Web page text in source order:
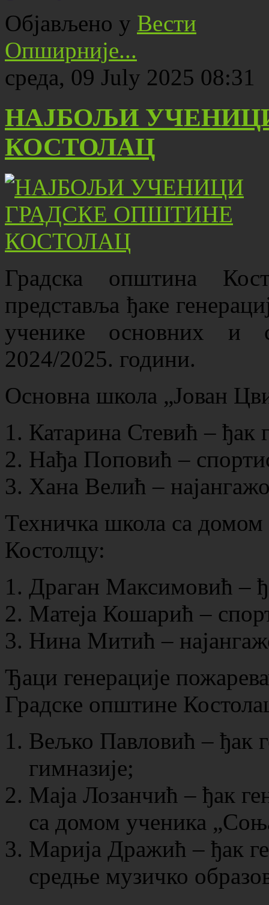
Објављено у Вести
Опширније...
среда, 09 July 2025 08:31
НАЈБОЉИ
КОСТОЛАЦ
Градска општина
представља ђаке
ученике основних и
2024/2025. години.
Основна школа „Јован
Катарина Стевић – ђак
Нађа Поповић –
Хана Велић –
Техничка школа са
Костолцу:
Драган Максимовић –
Матеја Кошарић –
Нина Митић –
Ђаци генерације
Градске општине
Вељко Павловић – ђак
гимназије;
Маја Лозанчић – ђак
са домом ученика
Марија Дражић – ђак
средње музичко